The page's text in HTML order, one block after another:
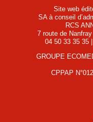
Site web
SA à conseil
RCS
7 route de
04 50 33 35 35
GROUPE
CPPAP